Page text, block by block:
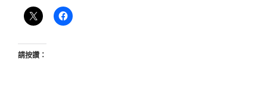
請按讚：